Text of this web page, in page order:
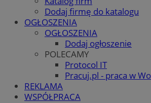
Dodaj firmę do katalogu
OGŁOSZENIA
OGŁOSZENIA
Dodaj ogłoszenie
POLECAMY
Protocol IT
Pracuj.pl - praca w
REKLAMA
WSPÓŁPRACA